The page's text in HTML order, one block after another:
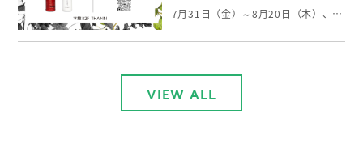
7月31日（金）～8月20日（木）、表参道ヒルズのメインエントランスにてTHANNのプロダクトを展示しております。 THANNの世界観を感じていただける特別な空間となっております。 展示期間中、表参道ヒルズ店で￥8,000以上ご購入いただいた方には 「シャワージェル・ボディミルクAW 各60mlセット」をプレゼントいたします。 THANN表参道ヒルズ店限定の特別キャンペーンになります。 皆様のご来店を心よりお待ちしております。 ※詳しくは店舗までお問い合わせください。 本館B2／THANN
VIEW ALL